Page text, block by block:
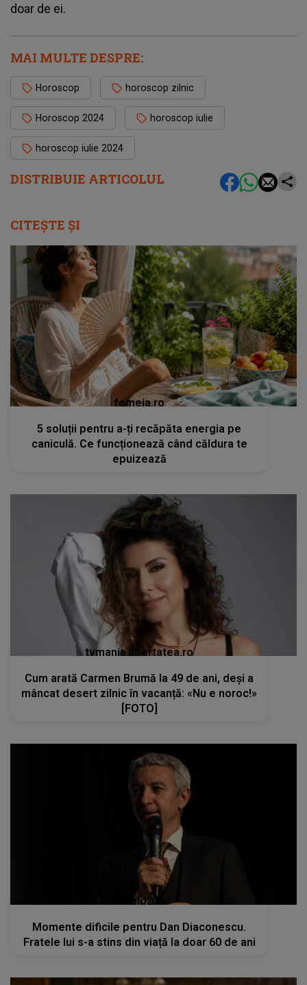
DISTRIBUIE ARTICOLUL
doar de ei.
MAI MULTE DESPRE:
Horoscop horoscop zilnic
Horoscop 2024 horoscop iulie
horoscop iulie 2024
CITEȘTE ȘI
femeia.ro
5 soluții pentru a-ți recăpăta energia pe
caniculă. Ce funcționează când căldura te
epuizează
tvmania.libertatea.ro
Cum arată Carmen Brumă la 49 de ani, deși a
mâncat desert zilnic în vacanță: «Nu e noroc!»
[FOTO]
kanald2.ro
Momente dificile pentru Dan Diaconescu.
Fratele lui s-a stins din viață la doar 60 de ani